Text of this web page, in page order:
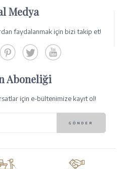
Medya
faydalanmak için bizi takip et!
Aboneliği
için e-bültenimize kayıt ol!